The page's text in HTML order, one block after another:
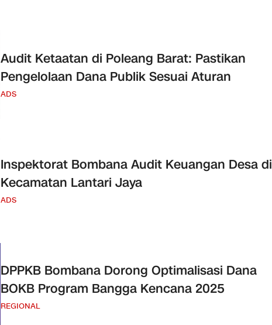
Audit Ketaatan di Poleang Barat: Pastikan
Pengelolaan Dana Publik Sesuai Aturan
ADS
Inspektorat Bombana Audit Keuangan Desa di
Kecamatan Lantari Jaya
ADS
DPPKB Bombana Dorong Optimalisasi Dana
BOKB Program Bangga Kencana 2025
REGIONAL